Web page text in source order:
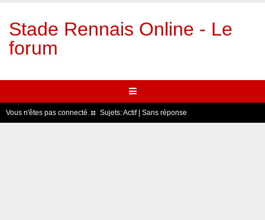
Stade Rennais Online - Le
forum
Vous n'êtes pas connecté. Sujets:Actif| Sans réponse